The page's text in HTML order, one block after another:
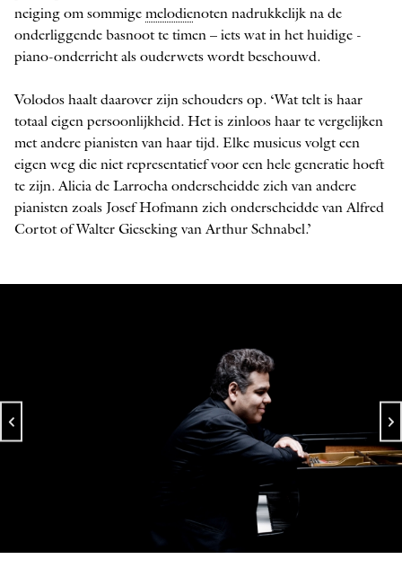
neiging om sommige melodienoten nadrukkelijk na de
onderliggende basnoot te timen – iets wat in het huidige ­
piano-onderricht als ­ouderwets wordt beschouwd.
Volodos haalt daarover zijn schouders op. ‘Wat telt is haar
totaal eigen persoonlijkheid. Het is zinloos haar te vergelijken
met andere ­pianisten van haar tijd. Elke musicus volgt een
eigen weg die niet representatief voor een hele generatie hoeft
te zijn. Alicia de Larrocha onderscheidde zich van andere
pianisten zoals Josef ­Hofmann zich onderscheidde van Alfred
Cortot of Walter Gieseking van Arthur Schnabel.’